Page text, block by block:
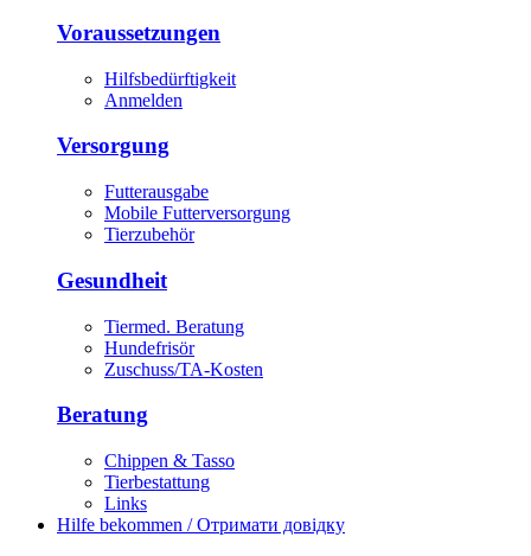
Voraussetzungen
Hilfsbedürftigkeit
Anmelden
Versorgung
Futterausgabe
Mobile Futterversorgung
Tierzubehör
Gesundheit
Tiermed. Beratung
Hundefrisör
Zuschuss/TA-Kosten
Beratung
Chippen & Tasso
Tierbestattung
Links
Hilfe bekommen / Отримати довідку